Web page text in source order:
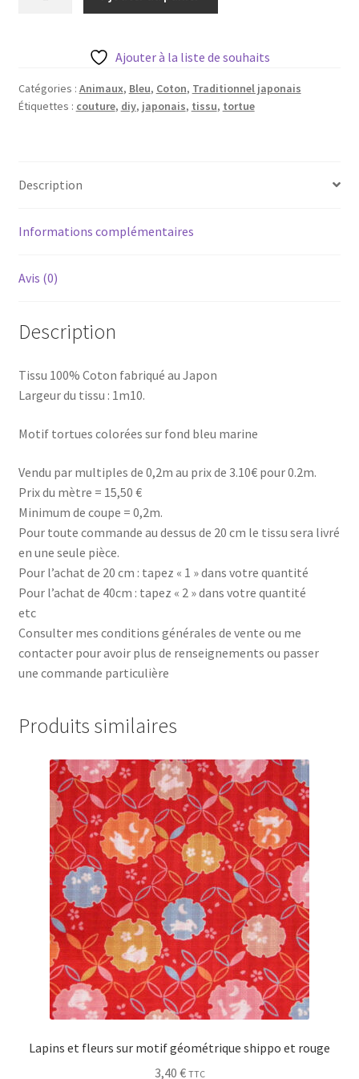
CGV
Mentions légales
fond
bleu
Ajouter à la liste de souhaits
Catégories : Animaux, Bleu, Coton, Traditionnel japonais
Étiquettes : couture, diy, japonais, tissu, tortue
Description
Informations complémentaires
Avis (0)
Description
Tissu 100% Coton fabriqué au Japon
Largeur du tissu : 1m10.
Motif tortues colorées sur fond bleu marine
Vendu par multiples de 0,2m au prix de 3.10€ pour 0.2m.
Prix du mètre = 15,50 €
Minimum de coupe = 0,2m.
Pour toute commande au dessus de 20 cm le tissu sera livré
en une seule pièce.
Pour l’achat de 20 cm : tapez « 1 » dans votre quantité
Pour l’achat de 40cm : tapez « 2 » dans votre quantité
etc
Consulter mes conditions générales de vente ou me
contacter pour avoir plus de renseignements ou passer
une commande particulière
Produits similaires
Lapins et fleurs sur motif géométrique shippo et rouge
3,40 € TTC